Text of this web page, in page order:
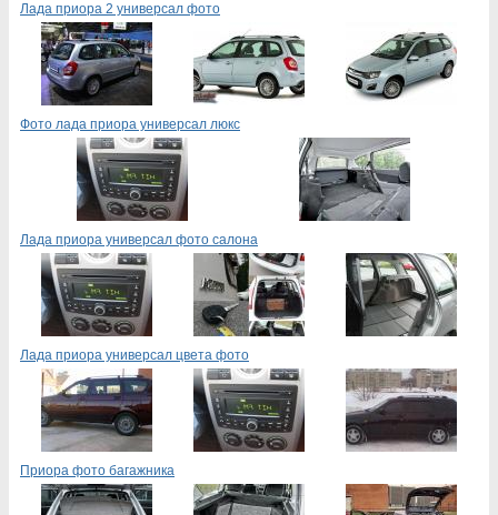
Лада приора 2 универсал фото
Фото лада приора универсал люкс
Лада приора универсал фото салона
Лада приора универсал цвета фото
Приора фото багажника